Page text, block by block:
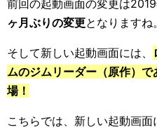
前回の起動画面の変更は
ヶ月ぶりの変更となりますね。
そして新しい起動画面には、
ムのジムリーダー（原作）
場！
こちらでは、新しい起動画